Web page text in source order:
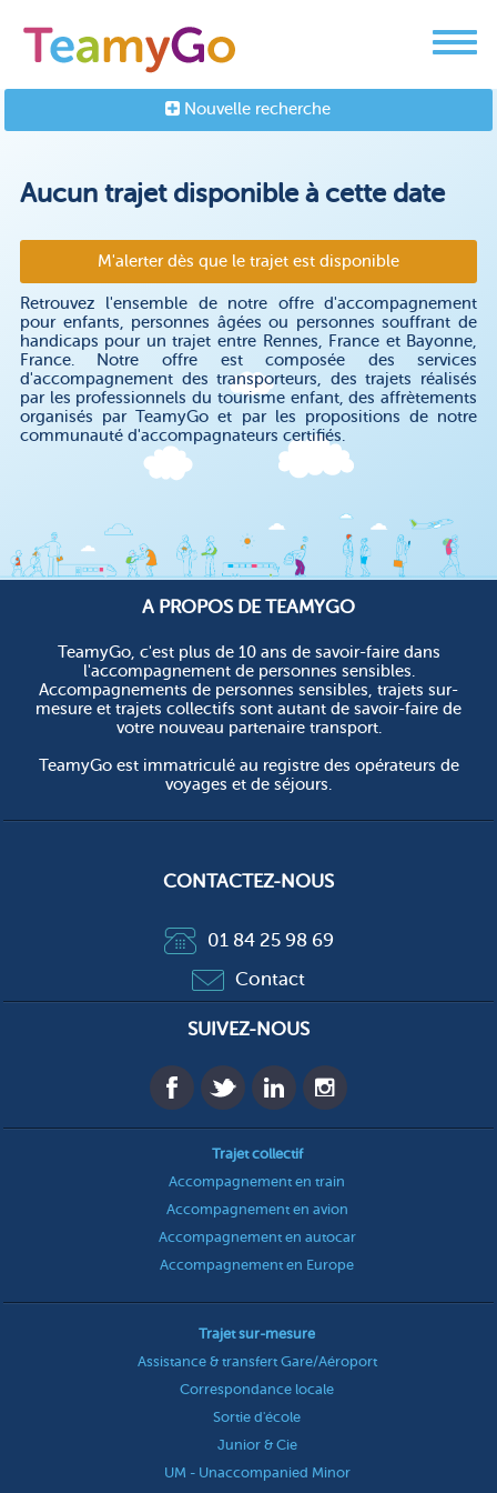
Nouvelle recherche
Aucun trajet disponible à cette date
M'alerter dès que le trajet est disponible
Retrouvez l'ensemble de notre offre d'accompagnement
pour enfants, personnes âgées ou personnes souffrant de
handicaps pour un trajet entre Rennes, France et Bayonne,
France. Notre offre est composée des services
d'accompagnement des transporteurs, des trajets réalisés
par les professionnels du tourisme enfant, des affrètements
organisés par TeamyGo et par les propositions de notre
communauté d'accompagnateurs certifiés.
A PROPOS DE TEAMYGO
TeamyGo, c'est plus de 10 ans de savoir-faire dans
l'accompagnement de personnes sensibles.
Accompagnements de personnes sensibles, trajets sur-
mesure et trajets collectifs sont autant de savoir-faire de
votre nouveau partenaire transport.
TeamyGo est immatriculé au registre des opérateurs de
voyages et de séjours.
CONTACTEZ-NOUS
01 84 25 98 69
Contact
SUIVEZ-NOUS
Trajet collectif
Accompagnement en train
Accompagnement en avion
Accompagnement en autocar
Accompagnement en Europe
Trajet sur-mesure
Assistance & transfert Gare/Aéroport
Correspondance locale
Sortie d'école
Junior & Cie
UM - Unaccompanied Minor